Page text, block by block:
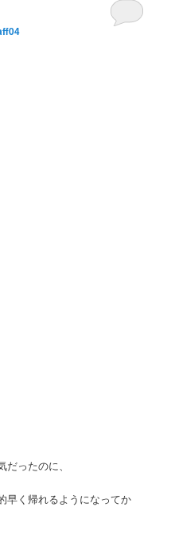
ったのに、
早く帰れるようになってか